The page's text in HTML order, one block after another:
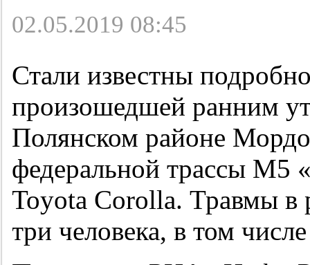
02.05.2019 08:45
Стали известны
произошедшей ранним
Полянском районе
федеральной трассы М5
Toyota Corolla. Травмы в
три человека, в том